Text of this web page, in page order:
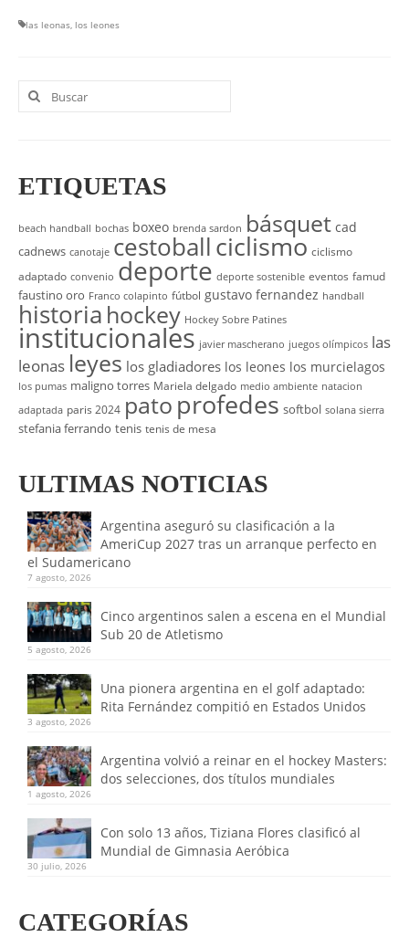
las leonas, los leones
Buscar
por:
ETIQUETAS
beach handball bochas boxeo brenda sardon básquet cad
cadnews canotaje cestoballciclismo ciclismo
adaptado convenio deporte deporte sostenible eventos famud
faustino oro Franco colapinto fútbol gustavo fernandez handball
historia hockey Hockey Sobre Patines
institucionales javier mascherano juegos olímpicos las
leonas leyes los gladiadores los leones los murcielagos
los pumas maligno torres Mariela delgado medio ambiente natacion
adaptada paris 2024 pato profedes softbol solana sierra
stefania ferrando tenis tenis de mesa
ULTIMAS NOTICIAS
Argentina aseguró su clasificación a la
AmeriCup 2027 tras un arranque perfecto en
el Sudamericano
7 agosto, 2026
Cinco argentinos salen a escena en el Mundial
Sub 20 de Atletismo
5 agosto, 2026
Una pionera argentina en el golf adaptado:
Rita Fernández compitió en Estados Unidos
3 agosto, 2026
Argentina volvió a reinar en el hockey Masters:
dos selecciones, dos títulos mundiales
1 agosto, 2026
Con solo 13 años, Tiziana Flores clasificó al
Mundial de Gimnasia Aeróbica
30 julio, 2026
CATEGORÍAS